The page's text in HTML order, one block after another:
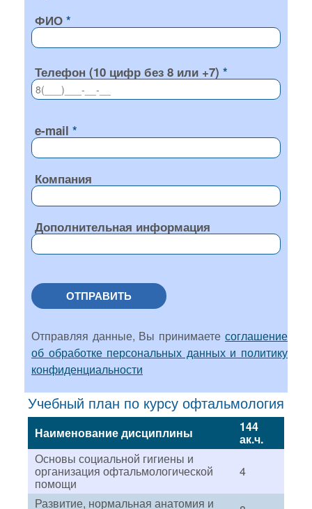
ФИО
Телефон (10 цифр без 8 или +7)
e-mail
Компания
Дополнительная информация
ОТПРАВИТЬ
Отправляя данные, Вы принимаете соглашение
об обработке персональных данных и политику
конфиденциальности
Учебный план по курсу офтальмология
Наименование дисциплины 144
ак.ч.
Основы социальной гигиены и
организация офтальмологической
помощи
4
Развитие, нормальная анатомия и